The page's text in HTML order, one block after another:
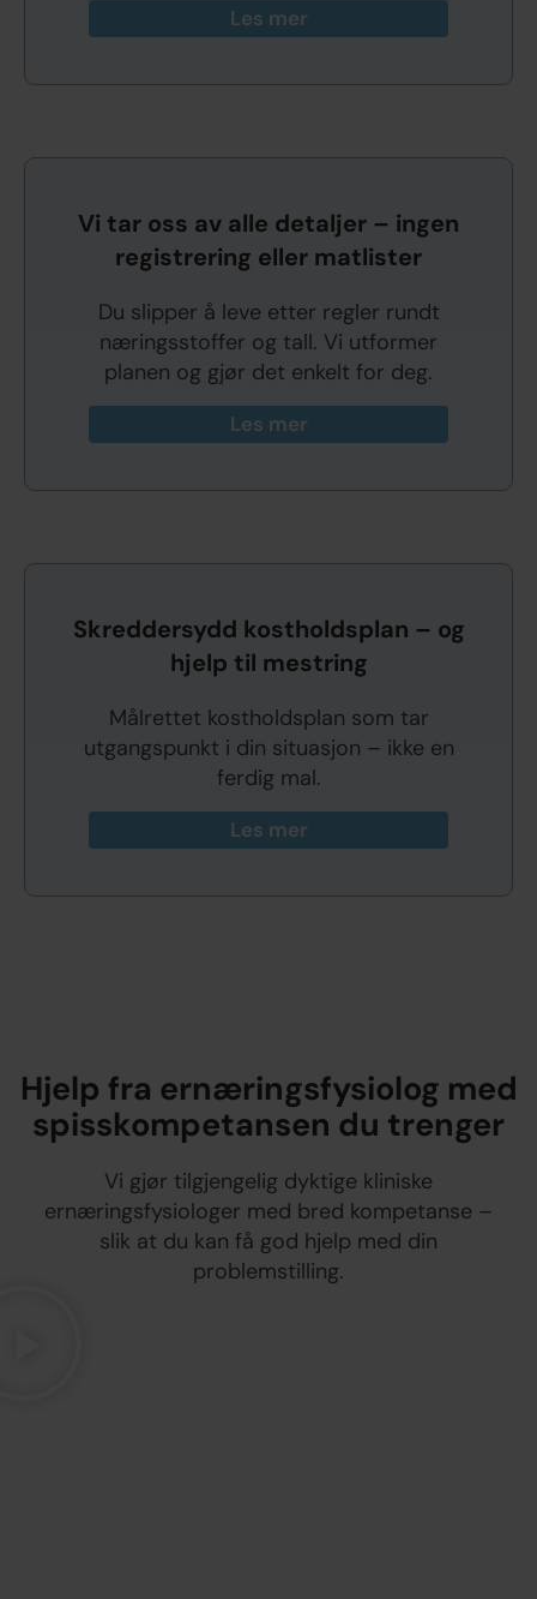
Les mer
Vi tar oss av alle detaljer – ingen
registrering eller matlister
Du slipper å leve etter regler rundt
næringsstoffer og tall. Vi utformer
planen og gjør det enkelt for deg.
Les mer
Skreddersydd kostholdsplan – og
hjelp til mestring
Målrettet kostholdsplan som tar
utgangspunkt i din situasjon – ikke en
ferdig mal.
Les mer
Hjelp fra ernæringsfysiolog med
spisskompetansen du trenger
Vi gjør tilgjengelig dyktige kliniske
ernæringsfysiologer med bred kompetanse –
slik at du kan få god hjelp med din
problemstilling.